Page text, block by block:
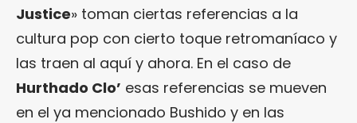
Justice» toman ciertas referencias a la
cultura pop con cierto toque retromaníaco y
las traen al aquí y ahora. En el caso de
Hurthado Clo’ esas referencias se mueven
en el ya mencionado Bushido y en las